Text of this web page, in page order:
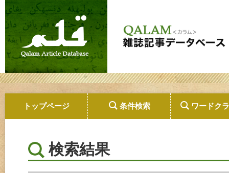
トップページ 条件検索 ワードク
検索結果